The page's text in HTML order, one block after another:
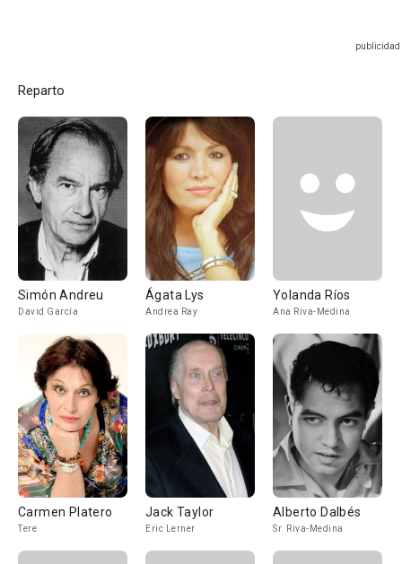
Reparto
Simón Andreu
David García
Ágata Lys
Andrea Ray
Yolanda Ríos
Ana Riva-Medina
Carmen Platero
Tere
Jack Taylor
Eric Lerner
Alberto Dalbés
Sr. Riva-Medina